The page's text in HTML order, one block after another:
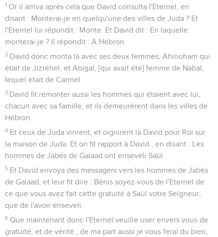
1 Or il arriva après cela que David consulta l'Eternel, en
disant : Monterai-je en quelqu'une des villes de Juda ? Et
l'Eternel lui répondit : Monte. Et David dit : En laquelle
monterai-je ? Il répondit : A Hébron.
2 David donc monta là avec ses deux femmes, Ahinoham qui
était de Jizréhel, et Abigal, [qui avait été] femme de Nabal,
lequel était de Carmel.
3 David fit remonter aussi les hommes qui étaient avec lui,
chacun avec sa famille, et ils demeurèrent dans les villes de
Hébron.
4 Et ceux de Juda vinrent, et oignirent là David pour Roi sur
la maison de Juda. Et on fit rapport à David ; en disant : Les
hommes de Jabés de Galaad ont enseveli Saül.
5 Et David envoya des messagers vers les hommes de Jabés
de Galaad, et leur fit dire : Bénis soyez-vous de l'Eternel de
ce que vous avez fait cette gratuité à Saül votre Seigneur,
que de l'avoir enseveli.
6 Que maintenant donc l'Eternel veuille user envers vous de
gratuité, et de vérité ; de ma part aussi je vous ferai du bien,